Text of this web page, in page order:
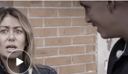
a una concursante de 'Lo sabe, no lo